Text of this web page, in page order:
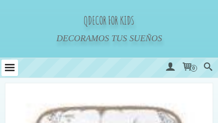
QDECOR FOR KIDS
DECORAMOS TUS SUEÑOS
0